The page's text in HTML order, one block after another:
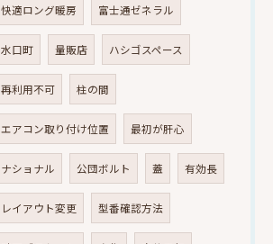
快適ロング暖房 富士通ゼネラル
水口町 量販店 ハシゴスペース
再利用不可 柱の間
エアコン取り付け位置 最初が肝心
ナショナル 公団ボルト 蓋 有効長
レイアウト変更 型番確認方法